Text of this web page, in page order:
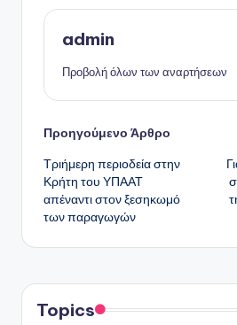
admin
Προβολή όλων των αναρτήσεων
Πλοήγηση
δημοσιεύσεων
Προηγούμενο Άρθρο
Τριήμερη περιοδεία στην
Κρήτη του ΥΠΑΑΤ
απέναντι στον ξεσηκωμό
των παραγωγών
Topics